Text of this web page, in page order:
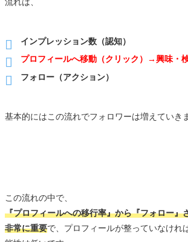
インプレッション数（認知）
プロフィールへ移動（クリック）→興味・
フォロー（アクション）
基本的にはこの流れでフォロワーは増えていき
この流れの中で、
『プロフィールへの移行率』から『フォロー』
非常に重要で、プロフィールが整っていなけれ